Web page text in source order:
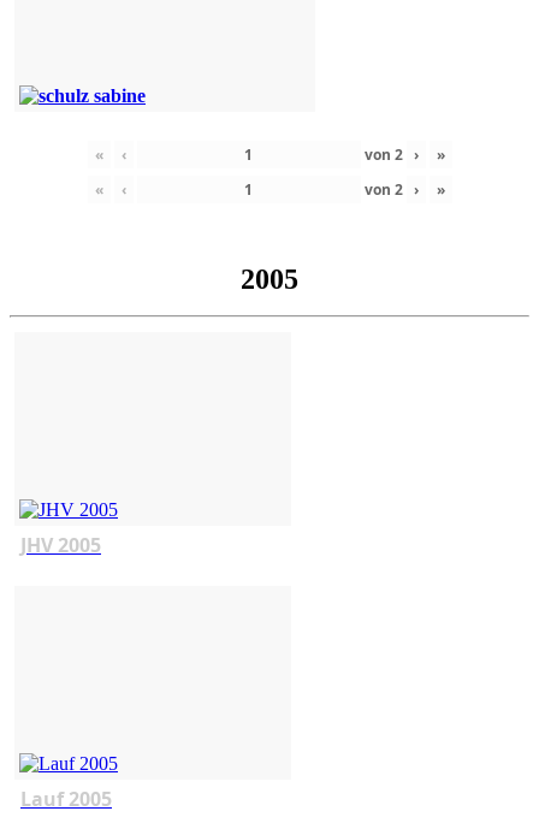
« ‹ von 2 ›
»
«
‹ von 2 › »
2005
JHV 2005
Lauf 2005